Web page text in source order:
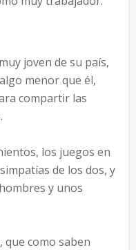
joven de su país,
menor que él,
compartir las
los juegos en
de los dos, y
y unos
que como saben